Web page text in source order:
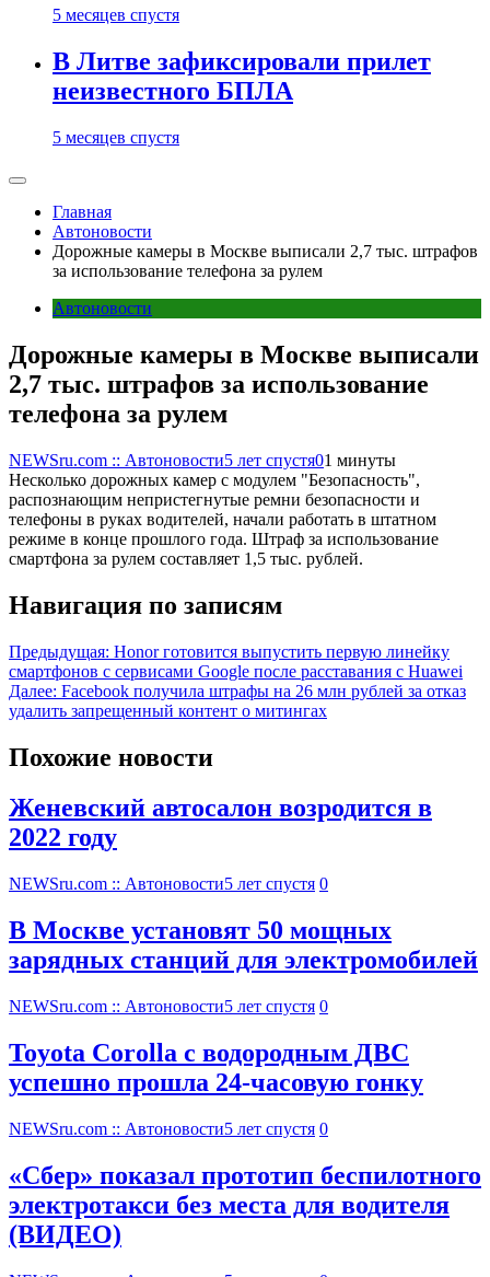
5 месяцев спустя
В Литве зафиксировали прилет
неизвестного БПЛА
5 месяцев спустя
Главная
Автоновости
Дорожные камеры в Москве выписали 2,7 тыс. штрафов
за использование телефона за рулем
Автоновости
Дорожные камеры в Москве выписали
2,7 тыс. штрафов за использование
телефона за рулем
NEWSru.com :: Автоновости5 лет спустя01 минуты
Несколько дорожных камер с модулем "Безопасность",
распознающим непристегнутые ремни безопасности и
телефоны в руках водителей, начали работать в штатном
режиме в конце прошлого года. Штраф за использование
смартфона за рулем составляет 1,5 тыс. рублей.
Навигация по записям
Предыдущая: Honor готовится выпустить первую линейку
смартфонов с сервисами Google после расставания с Huawei
Далее: Facebook получила штрафы на 26 млн рублей за отказ
удалить запрещенный контент о митингах
Похожие новости
Женевский автосалон возродится в
2022 году
NEWSru.com :: Автоновости5 лет спустя 0
В Москве установят 50 мощных
зарядных станций для электромобилей
NEWSru.com :: Автоновости5 лет спустя 0
Toyota Corolla с водородным ДВС
успешно прошла 24-часовую гонку
NEWSru.com :: Автоновости5 лет спустя 0
«Сбер» показал прототип беспилотного
электротакси без места для водителя
(ВИДЕО)